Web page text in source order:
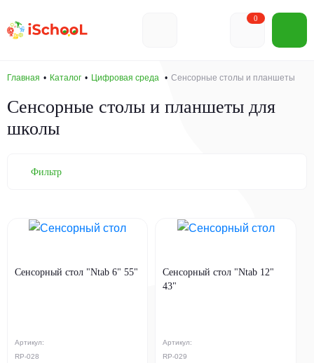
0
Главная Каталог Цифровая среда Сенсорные столы и планшеты
Сенсорные столы и планшеты для
школы
Фильтр
Артикул:
RP-028
Сенсорный стол "Ntab 6" 55"
Артикул:
RP-029
Сенсорный стол "Ntab 12"
43"